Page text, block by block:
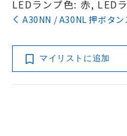
LEDランプ色: 赤, LED
A30NN / A30NL 押ボタ
マイリストに追加